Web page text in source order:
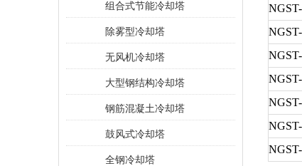
组合式节能冷却塔
除雾型冷却塔
无风机冷却塔
大型钢结构冷却塔
钢筋混凝土冷却塔
鼓风式冷却塔
全钢冷却塔